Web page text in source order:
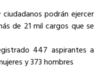
podrán ejercer
de 21 mil cargos que se
447 aspirantes a
y 373 hombres